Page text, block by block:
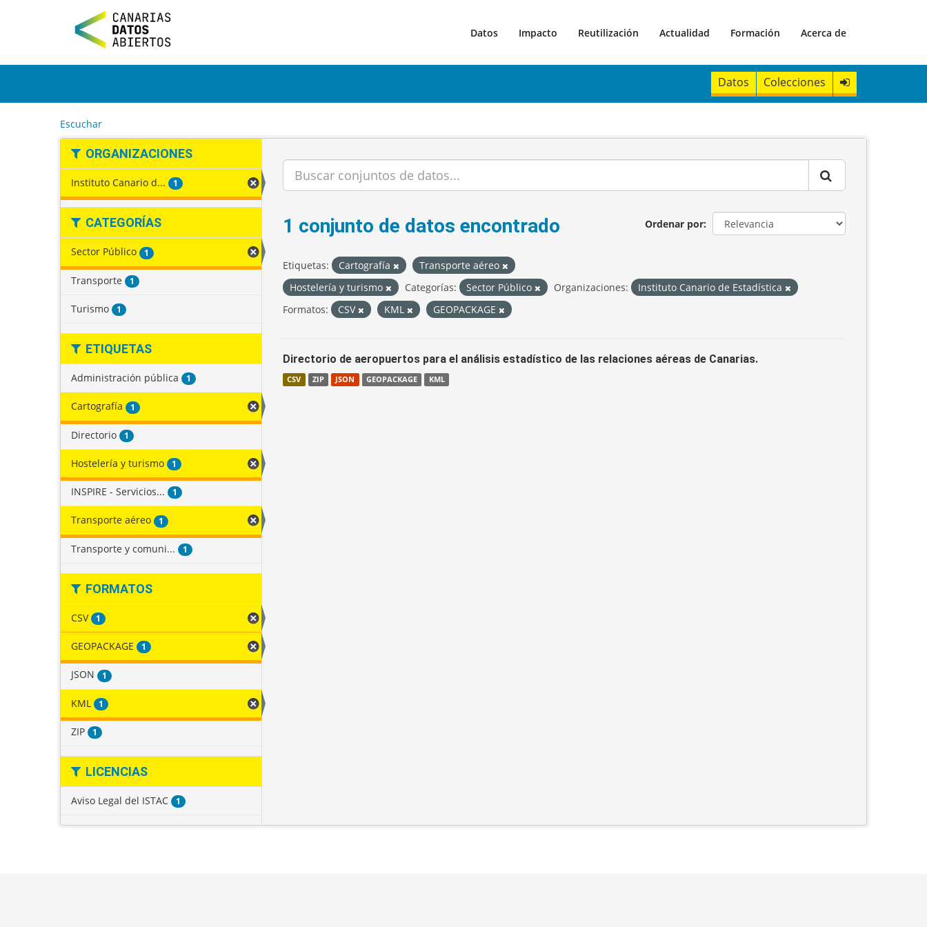
t
Datos Impacto Reutilización Actualidad Formación Acerca de
Datos Colecciones
Escuchar
ORGANIZACIONES
Instituto Canario d... 1
CATEGORÍAS
Sector Público 1
Transporte 1
Turismo 1
ETIQUETAS
Administración pública 1
Cartografía 1
Directorio 1
Hostelería y turismo 1
INSPIRE - Servicios... 1
Transporte aéreo 1
Transporte y comuni... 1
FORMATOS
CSV 1
GEOPACKAGE 1
JSON 1
KML 1
ZIP 1
LICENCIAS
Aviso Legal del ISTAC 1
Ordenar por
1 conjunto de datos encontrado
Etiquetas: Cartografía
Transporte aéreo
Hostelería y turismo
Categorías: Sector Público Organizaciones:
Instituto Canario de Estadística
Formatos:
CSV KML GEOPACKAGE
Directorio de aeropuertos para el análisis estadístico de las relaciones aéreas de Canarias.
CSV ZIP JSON GEOPACKAGE KML